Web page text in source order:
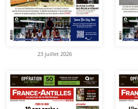
23 juillet 2026